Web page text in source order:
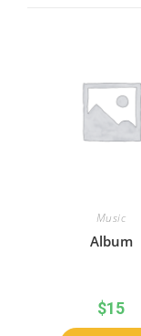
Music
Album
$15